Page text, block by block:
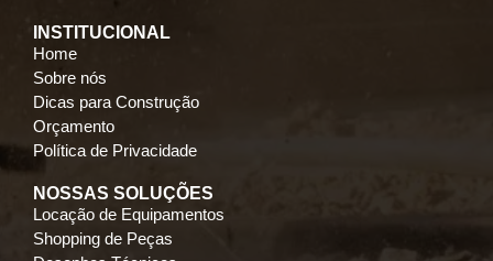
INSTITUCIONAL
Home
Sobre nós
Dicas para Construção
Orçamento
Política de Privacidade
NOSSAS SOLUÇÕES
Locação de Equipamentos
Shopping de Peças